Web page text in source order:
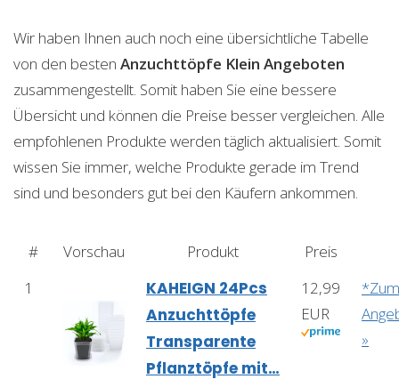
Wir haben Ihnen auch noch eine übersichtliche Tabelle
von den besten Anzuchttöpfe Klein Angeboten
zusammengestellt. Somit haben Sie eine bessere
Übersicht und können die Preise besser vergleichen. Alle
empfohlenen Produkte werden täglich aktualisiert. Somit
wissen Sie immer, welche Produkte gerade im Trend
sind und besonders gut bei den Käufern ankommen.
# Vorschau Produkt
Preis
1
KAHEIGN 24Pcs
Anzuchttöpfe
Transparente
Pflanztöpfe mit…
12,99
EUR
*Zum
»